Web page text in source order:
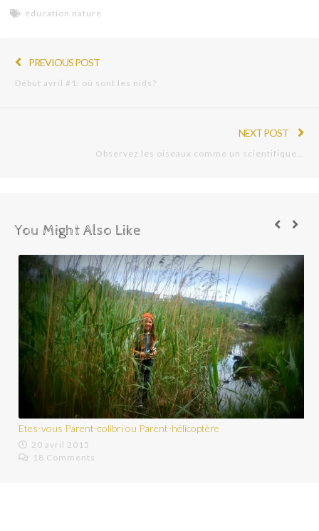
éducation nature
PREVIOUS POST
Début avril #1: où sont les nids?
NEXT POST
Observez les oiseaux comme un scientifique…
You Might Also Like
Ils vont à l’école dans la nature.…
16 octobre 2015
18 Comments